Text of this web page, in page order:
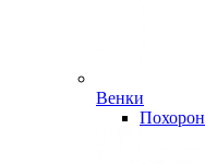
Венки